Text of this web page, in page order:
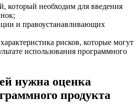
который необходим для введения
и правоустанавливающих
рисков, которые могут
использования программного
нужна оценка
продукта